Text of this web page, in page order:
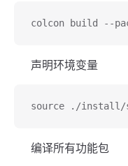
colcon build --
声明环境变量
source ./install/
编译所有功能包